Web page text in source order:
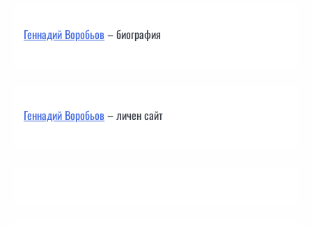
Геннадий Воробьов– биография
Геннадий Воробьов– личен сайт